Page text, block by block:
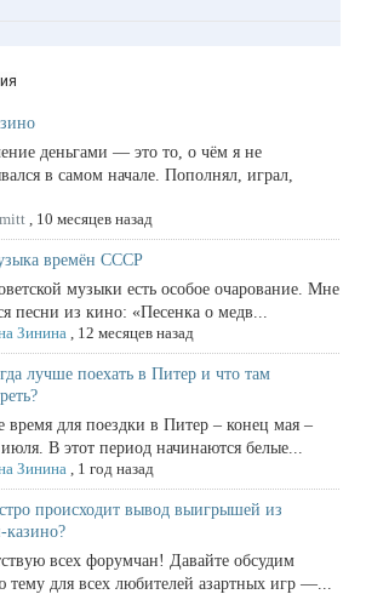
деньгами — это то, о чём я не
в самом начале. Пополнял, играл,
, 10 месяцев назад
времён СССР
музыки есть особое очарование. Мне
песни из кино: «Песенка о медв...
Зинина, 12 месяцев назад
лучше поехать в Питер и что там
время для поездки в Питер – конец мая –
июля. В этот период начинаются белые...
Зинина, 1 год назад
происходит вывод выигрышей из
казино?
всех форумчан! Давайте обсудим
тему для всех любителей азартных игр —...